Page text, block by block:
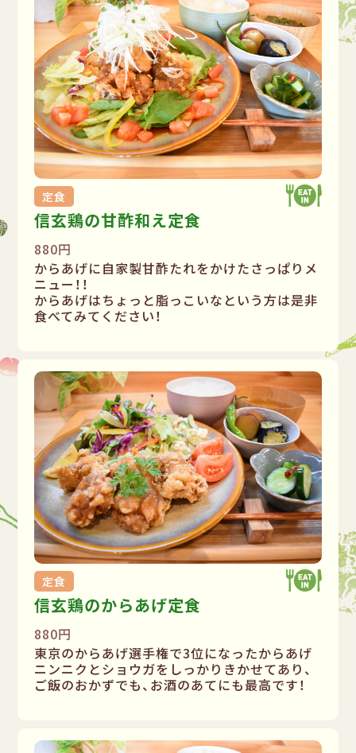
定食
信玄鶏の甘酢和え定食
880円
からあげに自家製甘酢たれをかけたさっぱりメ
ニュー！！
からあげはちょっと脂っこいなという方は是非
食べてみてください！
定食
信玄鶏のからあげ定食
880円
東京のからあげ選手権で3位になったからあげ
ニンニクとショウガをしっかりきかせてあり、
ご飯のおかずでも、お酒のあてにも最高です！